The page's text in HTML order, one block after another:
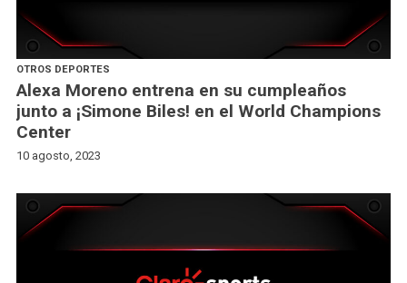
OTROS DEPORTES
Alexa Moreno entrena en su cumpleaños
junto a ¡Simone Biles! en el World Champions
Center
10 agosto, 2023